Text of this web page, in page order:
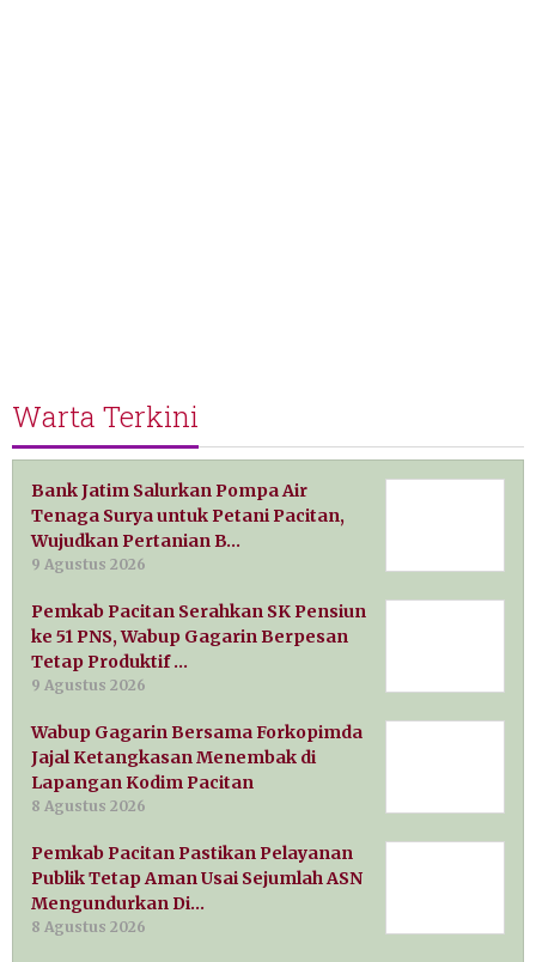
Warta Terkini
Bank Jatim Salurkan Pompa Air
Tenaga Surya untuk Petani Pacitan,
Wujudkan Pertanian B…
9 Agustus 2026
Pemkab Pacitan Serahkan SK Pensiun
ke 51 PNS, Wabup Gagarin Berpesan
Tetap Produktif …
9 Agustus 2026
Wabup Gagarin Bersama Forkopimda
Jajal Ketangkasan Menembak di
Lapangan Kodim Pacitan
8 Agustus 2026
Pemkab Pacitan Pastikan Pelayanan
Publik Tetap Aman Usai Sejumlah ASN
Mengundurkan Di…
8 Agustus 2026